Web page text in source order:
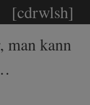
[cdrwlsh]
man kann